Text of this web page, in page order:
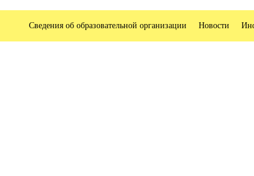
Сведения об образовательной организации Новости